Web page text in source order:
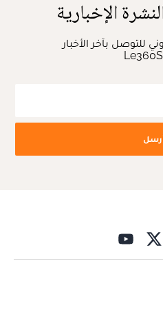
الإخبارية
للتوصل بآخر الأخبار